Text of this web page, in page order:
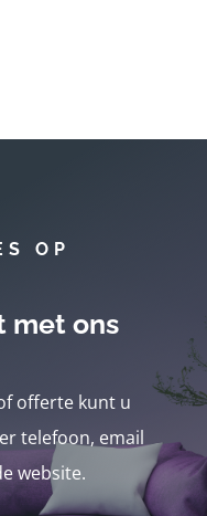
OP
met ons
offerte kunt u
telefoon, email
website.